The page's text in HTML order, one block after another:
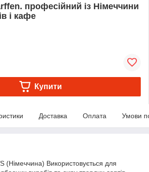
професійний із Німеччини
і кафе
Купити
Доставка Оплата Умови
(Німеччина) Використовується для